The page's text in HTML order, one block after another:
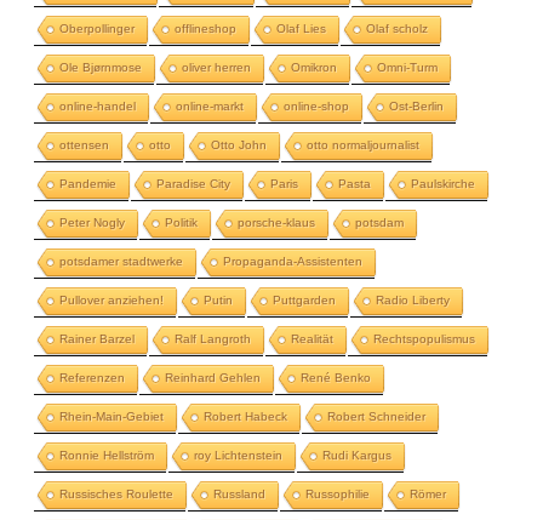
Oberpollinger offlineshop Olaf Lies Olaf scholz
Ole Bjørnmose oliver herren Omikron Omni-Turm
online-handel online-markt online-shop Ost-Berlin
ottensen otto Otto John otto normaljournalist
Pandemie Paradise City Paris Pasta Paulskirche
Peter Nogly Politik porsche-klaus potsdam
potsdamer stadtwerke Propaganda-Assistenten
Pullover anziehen! Putin Puttgarden Radio Liberty
Rainer Barzel Ralf Langroth Realität Rechtspopulismus
Referenzen Reinhard Gehlen René Benko
Rhein-Main-Gebiet Robert Habeck Robert Schneider
Ronnie Hellström roy Lichtenstein Rudi Kargus
Russisches Roulette Russland Russophilie Römer